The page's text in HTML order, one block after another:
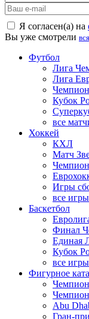
Я согласен(а) на
Вы уже смотрели
Футбол
Лига
Лига
Кубок
все
Хоккей
КХЛ
Матч
Игры
все
Баскетбол
Финал
Единая
Кубок
все
Фигурное
Abu
Гран-при